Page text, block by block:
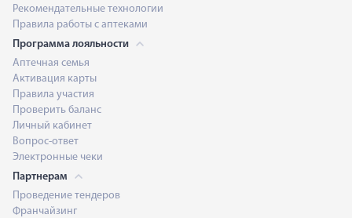
Рекомендательные технологии
Правила работы с аптеками
Программа лояльности
Аптечная семья
Активация карты
Правила участия
Проверить баланс
Личный кабинет
Вопрос-ответ
Электронные чеки
Партнерам
Проведение тендеров
Франчайзинг